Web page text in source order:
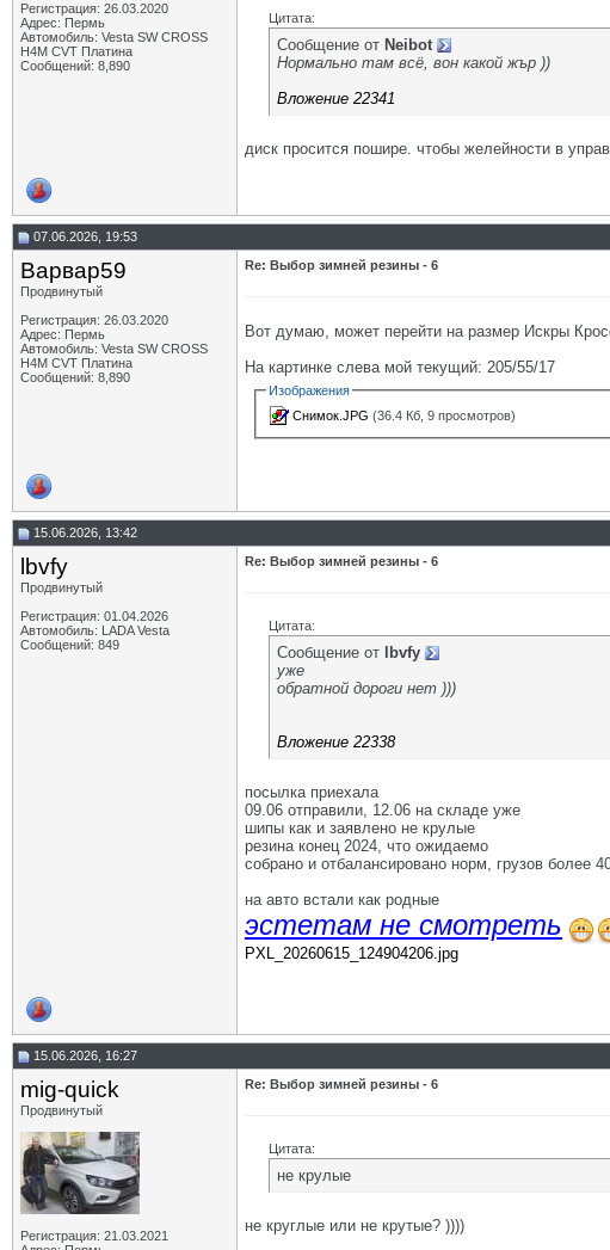
Регистрация: 26.03.2020
Адрес: Пермь
Автомобиль: Vesta SW CROSS
H4M CVT Платина
Сообщений: 8,890
Цитата:
Сообщение от Neibot
Нормально там всё, вон какой жър ))
Вложение 22341
диск просится пошире. чтобы желейности в
07.06.2026, 19:53
Варвар59
Продвинутый
Регистрация: 26.03.2020
Адрес: Пермь
Автомобиль: Vesta SW CROSS
H4M CVT Платина
Сообщений: 8,890
Re: Выбор зимней резины - 6
Вот думаю, может перейти на размер Искры
На картинке слева мой текущий: 205/55/17
Изображения
Снимок.JPG (36.4 Кб, 9 просмотров)
15.06.2026, 13:42
lbvfy
Продвинутый
Регистрация: 01.04.2026
Автомобиль: LADA Vesta
Сообщений: 849
Re: Выбор зимней резины - 6
Цитата:
Сообщение от
lbvfy
уже
обратной дороги нет )))
Вложение 22338
посылка приехала
09.06 отправили, 12.06 на складе уже
шипы как и заявлено не крулые
резина конец 2024, что ожидаемо
собрано и отбалансировано норм, грузов более
на авто встали как родные
эстетам не смотреть
PXL_20260615_124904206.jpg
15.06.2026, 16:27
mig-quick
Продвинутый
Регистрация: 21.03.2021
Re: Выбор зимней резины - 6
Цитата:
не крулые
не круглые или не крутые? ))))